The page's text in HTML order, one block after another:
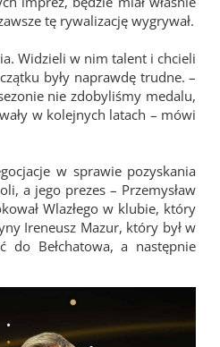
tę rywalizację wygrywał.
Widzieli w nim talent i chcieli
były naprawdę trudne. –
nie zdobyliśmy medalu,
w kolejnych latach – mówi
w sprawie pozyskania
a jego prezes – Przemysław
Wlazłego w klubie, który
Ireneusz Mazur, który był w
do Bełchatowa, a następnie